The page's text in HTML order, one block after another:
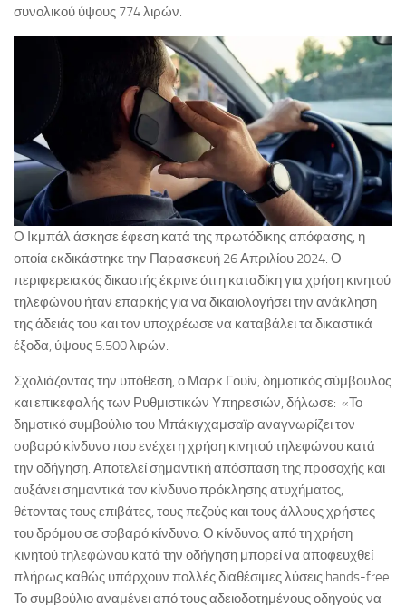
συνολικού ύψους 774 λιρών.
Ο Ικμπάλ άσκησε έφεση κατά της πρωτόδικης απόφασης, η
οποία εκδικάστηκε την Παρασκευή 26 Απριλίου 2024. Ο
περιφερειακός δικαστής έκρινε ότι η καταδίκη για χρήση κινητού
τηλεφώνου ήταν επαρκής για να δικαιολογήσει την ανάκληση
της άδειάς του και τον υποχρέωσε να καταβάλει τα δικαστικά
έξοδα, ύψους 5.500 λιρών.
Σχολιάζοντας την υπόθεση, ο Μαρκ Γουίν, δημοτικός σύμβουλος
και επικεφαλής των Ρυθμιστικών Υπηρεσιών, δήλωσε: «Το
δημοτικό συμβούλιο του Μπάκιγχαμσαϊρ αναγνωρίζει τον
σοβαρό κίνδυνο που ενέχει η χρήση κινητού τηλεφώνου κατά
την οδήγηση. Αποτελεί σημαντική απόσπαση της προσοχής και
αυξάνει σημαντικά τον κίνδυνο πρόκλησης ατυχήματος,
θέτοντας τους επιβάτες, τους πεζούς και τους άλλους χρήστες
του δρόμου σε σοβαρό κίνδυνο. Ο κίνδυνος από τη χρήση
κινητού τηλεφώνου κατά την οδήγηση μπορεί να αποφευχθεί
πλήρως καθώς υπάρχουν πολλές διαθέσιμες λύσεις hands-free.
Το συμβούλιο αναμένει από τους αδειοδοτημένους οδηγούς να